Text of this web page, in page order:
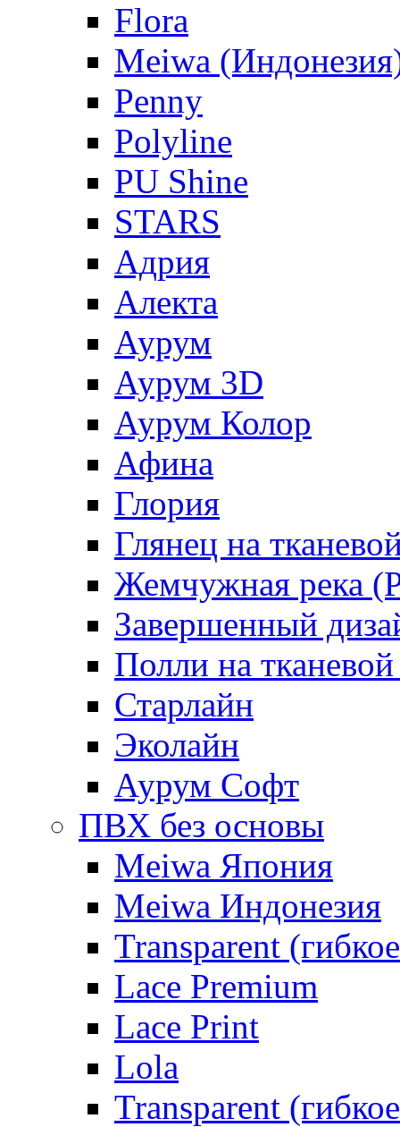
Flora
Meiwa
Penny
Polyline
PU Shine
STARS
Адрия
Алекта
Аурум
Аурум 3D
Аурум Колор
Афина
Глория
Глянец на
Жемчужная река
Завершенный
Полли на
Старлайн
Эколайн
Аурум Софт
ПВХ без основы
Meiwa Япония
Meiwa Индонезия
Transparent
Lace Premium
Lace Print
Lola
Transparent